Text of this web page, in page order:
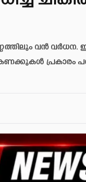
വന്‍ വര്‍ധന.
കണക്കുകള്‍